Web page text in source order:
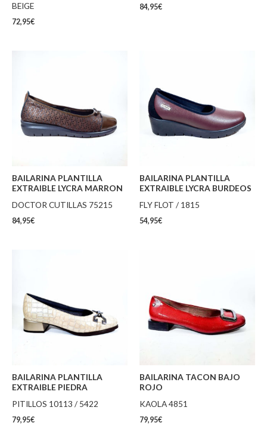
BEIGE
72,95€
84,95€
BAILARINA PLANTILLA
EXTRAIBLE LYCRA MARRON
DOCTOR CUTILLAS 75215
84,95€
BAILARINA PLANTILLA
EXTRAIBLE LYCRA BURDEOS
FLY FLOT / 1815
54,95€
BAILARINA PLANTILLA
EXTRAIBLE PIEDRA
PITILLOS 10113 / 5422
79,95€
BAILARINA TACON BAJO
ROJO
KAOLA 4851
79,95€